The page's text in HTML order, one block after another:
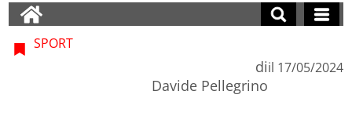
SPORT
di
Davide Pellegrino
il 17/05/2024